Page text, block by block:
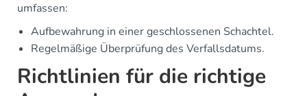
umfassen:
Aufbewahrung in einer geschlossenen Schachtel.
Regelmäßige Überprüfung des Verfallsdatums.
Richtlinien für die richtige